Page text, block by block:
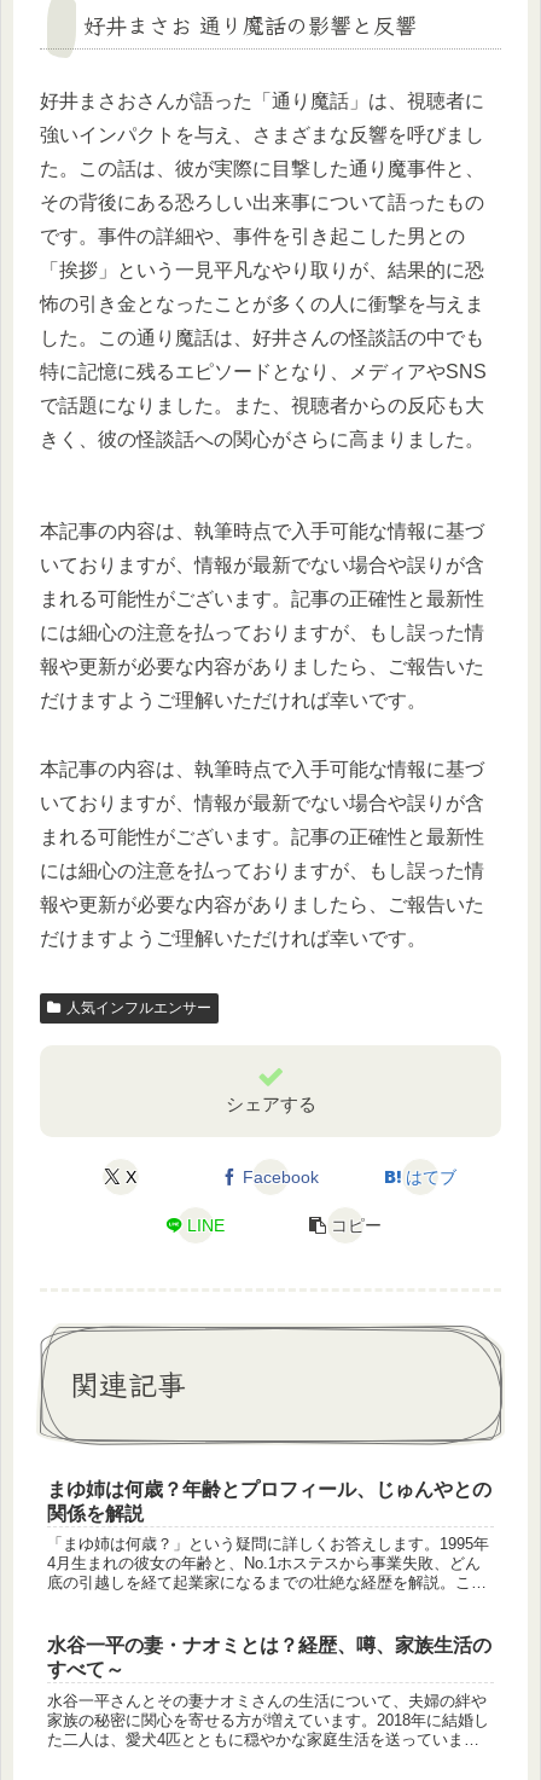
好井まさお 通り魔話の影響と反響
好井まさおさんが語った「通り魔話」は、視聴者に
強いインパクトを与え、さまざまな反響を呼びまし
た。この話は、彼が実際に目撃した通り魔事件と、
その背後にある恐ろしい出来事について語ったもの
です。事件の詳細や、事件を引き起こした男との
「挨拶」という一見平凡なやり取りが、結果的に恐
怖の引き金となったことが多くの人に衝撃を与えま
した。この通り魔話は、好井さんの怪談話の中でも
特に記憶に残るエピソードとなり、メディアやSNS
で話題になりました。また、視聴者からの反応も大
きく、彼の怪談話への関心がさらに高まりました。
本記事の内容は、執筆時点で入手可能な情報に基づ
いておりますが、情報が最新でない場合や誤りが含
まれる可能性がございます。記事の正確性と最新性
には細心の注意を払っておりますが、もし誤った情
報や更新が必要な内容がありましたら、ご報告いた
だけますようご理解いただければ幸いです。
本記事の内容は、執筆時点で入手可能な情報に基づ
いておりますが、情報が最新でない場合や誤りが含
まれる可能性がございます。記事の正確性と最新性
には細心の注意を払っておりますが、もし誤った情
報や更新が必要な内容がありましたら、ご報告いた
だけますようご理解いただければ幸いです。
人気インフルエンサー
シェアする
X Facebook はてブ
LINE コピー
関連記事
まゆ姉は何歳？年齢とプロフィール、じゅんやとの
関係を解説
「まゆ姉は何歳？」という疑問に詳しくお答えします。1995年
4月生まれの彼女の年齢と、No.1ホステスから事業失敗、どん
底の引越しを経て起業家になるまでの壮絶な経歴を解説。この
かります。
水谷一平の妻・ナオミとは？経歴、噂、家族生活の
すべて～
水谷一平さんとその妻ナオミさんの生活について、夫婦の絆や
家族の秘密に関心を寄せる方が増えています。2018年に結婚し
た二人は、愛犬4匹とともに穏やかな家庭生活を送っています